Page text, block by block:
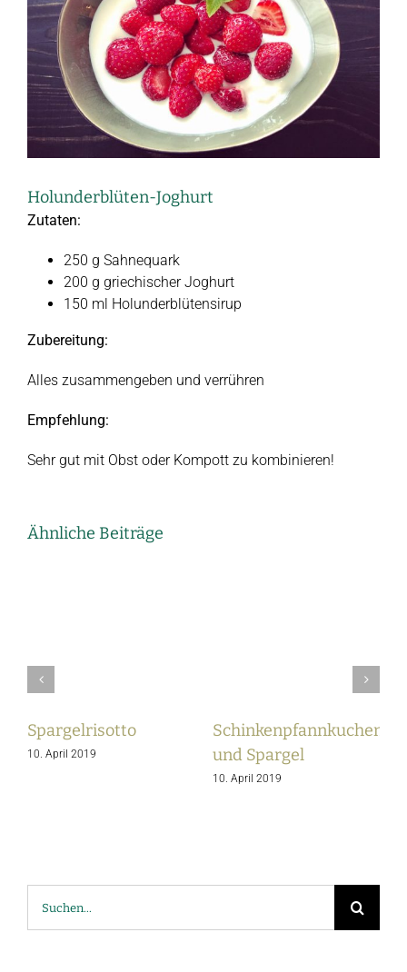
Holunderblüten-Joghurt
Zutaten:
250 g Sahnequark
200 g griechischer Joghurt
150 ml Holunderblütensirup
Zubereitung:
Alles zusammengeben und verrühren
Empfehlung:
Sehr gut mit Obst oder Kompott zu kombinieren!
Ähnliche Beiträge
Spargelrisotto
10. April 2019
Schinkenpfannkuchen
und Spargel
10. April 2019
nach: